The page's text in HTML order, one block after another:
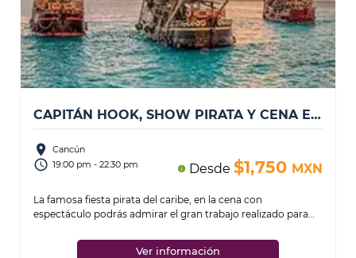
CAPITÁN HOOK, SHOW PIRATA Y CENA EN BARCO
place Cancún
access_time 19:00 pm - 22:30 pm info Desde $1,750 MXN
La famosa fiesta pirata del caribe, en la cena con
espectáculo podrás admirar el gran trabajo realizado para
Ver información